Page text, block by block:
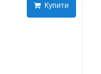
Купити